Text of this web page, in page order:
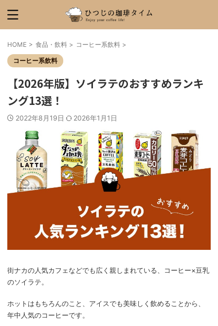
HOME > 食品・飲料 > コーヒー系飲料 >
コーヒー系飲料
【2026年版】ソイラテのおすすめランキ
ング13選！
2022年8月19日 2026年1月1日
街ナカの人気カフェなどでも広く親しまれている、コーヒー×豆乳
のソイラテ。
ホットはもちろんのこと、アイスでも美味しく飲めることから、
年中人気のコーヒーです。